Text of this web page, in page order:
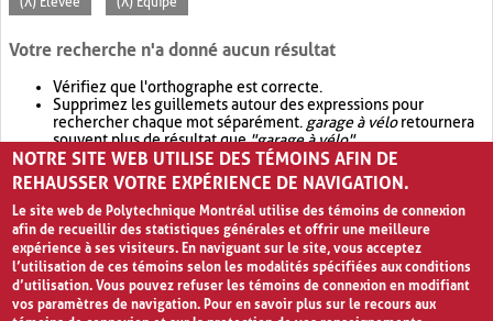
Votre recherche n'a donné aucun résultat
Vérifiez que l'orthographe est correcte.
Supprimez les guillemets autour des expressions pour
rechercher chaque mot séparément. garage à véloretournera
souvent plus de résultat que"garage à vélo".
Envisagez d'élargir votre recherche avec OR.garage OR vélo
retournera souvent plus de résultat quegarage à vélo
NOTRE SITE WEB UTILISE DES TÉMOINS AFIN DE
REHAUSSER VOTRE EXPÉRIENCE DE NAVIGATION.
Le site web de Polytechnique Montréal utilise des témoins de connexion
afin de recueillir des statistiques générales et offrir une meilleure
expérience à ses visiteurs. En naviguant sur le site, vous acceptez
l’utilisation de ces témoins selon les modalités spécifiées aux conditions
d’utilisation. Vous pouvez refuser les témoins de connexion en modifiant
vos paramètres de navigation. Pour en savoir plus sur le recours aux